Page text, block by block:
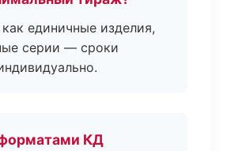
единичные изделия,
серии — сроки
КД